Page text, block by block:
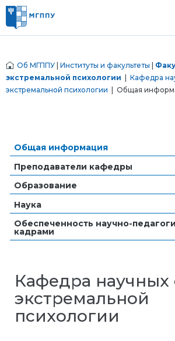
Об МГППУ Институты и факультеты
экстремальной психологии
Кафедра
экстремальной психологии | Общая
Общая информация
Преподаватели кафедры
Образование
Наука
Обеспеченность научно-
кадрами
Кафедра научных
экстремальной
психологии